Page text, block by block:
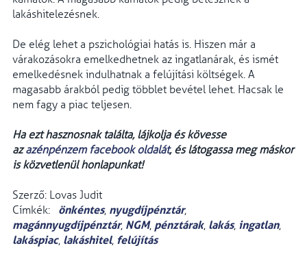
lakáshitelezésnek.
De elég lehet a pszichológiai hatás is. Hiszen már a
várakozásokra emelkedhetnek az ingatlanárak, és ismét
emelkedésnek indulhatnak a felújítási költségek. A
magasabb árakból pedig többlet bevétel lehet. Hacsak le
nem fagy a piac teljesen.
Ha ezt hasznosnak találta, lájkolja és kövesse
azazénpénzem facebook oldalát, és látogassa meg máskor
is közvetlenül honlapunkat!
Szerző: Lovas Judit
Címkék:
önkéntes, nyugdíjpénztár,
magánnyugdíjpénztár, NGM, pénztárak, lakás, ingatlan,
lakáspiac, lakáshitel, felújítás